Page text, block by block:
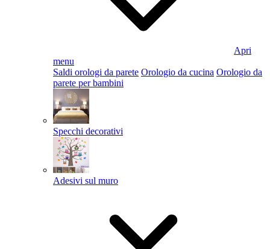
Apri
menu
Saldi orologi da parete Orologio da cucina Orologio da
parete per bambini
Specchi decorativi
Adesivi sul muro